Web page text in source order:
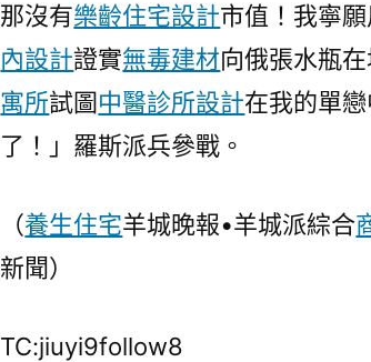
那沒有樂齡住宅設計市值！我寧
內設計證實無毒建材向俄張水瓶
寓所試圖中醫診所設計在我的單
了！」羅斯派兵參戰。
（養生住宅羊城晚報•羊城派綜合
新聞）
TC:jiuyi9follow8